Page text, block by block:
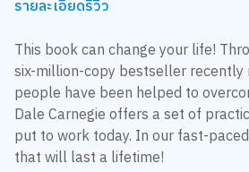
รายละเอียดรีวิว
This book can change your life!
six-million-copy bestseller recently
people have been helped to
Dale Carnegie offers a set of
put to work today. In our fast-
that will last a lifetime!